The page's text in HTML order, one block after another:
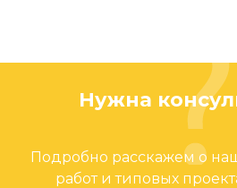
Нужна
Подробно расскажем о
работ и типовых